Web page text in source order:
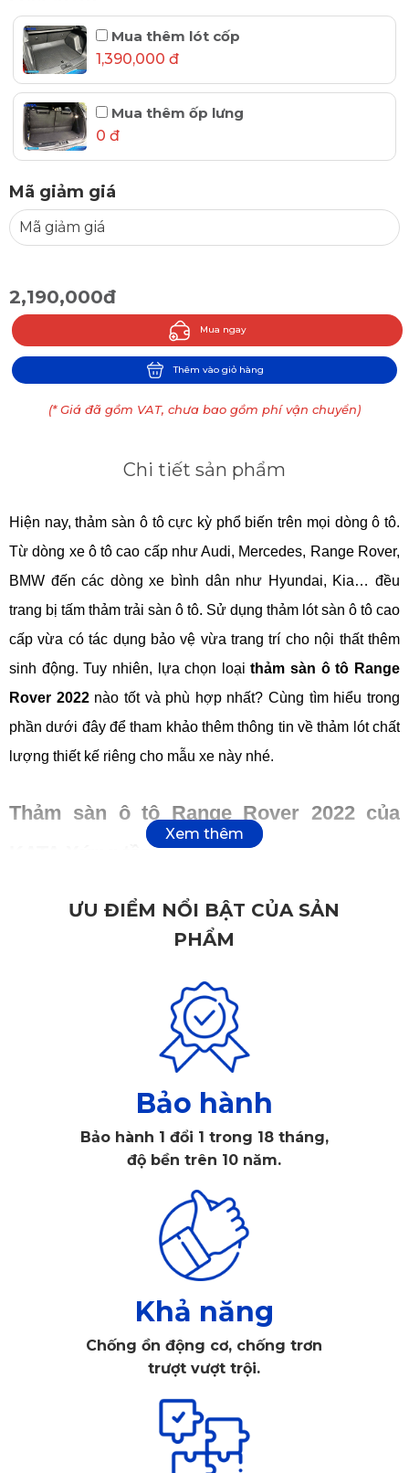
Mua thêm lót cốp
1,390,000 đ
Mua thêm ốp lưng
0 đ
Mã giảm giá
2,190,000đ
Mua ngay
Thêm vào giỏ hàng
(* Giá đã gồm VAT, chưa bao gồm phí vận chuyển)
Chi tiết sản phẩm
Hiện nay, thảm sàn ô tô cực kỳ phổ biến trên mọi dòng ô tô.
Từ dòng xe ô tô cao cấp như Audi, Mercedes, Range Rover,
BMW đến các dòng xe bình dân như Hyundai, Kia… đều
trang bị tấm thảm trải sàn ô tô. Sử dụng thảm lót sàn ô tô cao
cấp vừa có tác dụng bảo vệ vừa trang trí cho nội thất thêm
sinh động. Tuy nhiên, lựa chọn loại thảm sàn ô tô Range
Rover 2022 nào tốt và phù hợp nhất? Cùng tìm hiểu trong
phần dưới đây để tham khảo thêm thông tin về thảm lót chất
lượng thiết kế riêng cho mẫu xe này nhé.
Thảm sàn ô tô Range Rover 2022 của
KATA Xứng tầm xe sang
Trên thị trường, có không ít khách hàng tin tưởng và lựa
Range Rover 2022 của KATA. Bởi
Nguyên liệu sử dụng an toàn
Loại PVC cao cấp được sử dụng để chế tạo ra thảm trải sàn
tạo ra các hợp chất độc hại. PVC này được chế tạo hoàn
toàn từ hạt nhựa nguyên sinh thiên nhiên, rất cao cấp. Chất
liệu này đã qua kiểm nghiệm chặt chẽ và đạt các chứng
nhận chất lượng của SGS, ISO…
ƯU ĐIỂM NỔI BẬT CỦA SẢN
PHẨM
Bảo hành
Bảo hành 1 đổi 1 trong 18 tháng,
độ bền trên 10 năm.
Khả năng
Chống ồn động cơ, chống trơn
trượt vượt trội.